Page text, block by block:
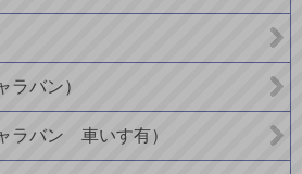
ラバン）
ラバン 車いす有）